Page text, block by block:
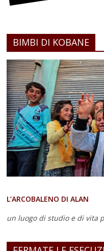
BIMBI DI KOBANE
L’ARCOBALENO DI ALAN
un luogo di studio e di vita